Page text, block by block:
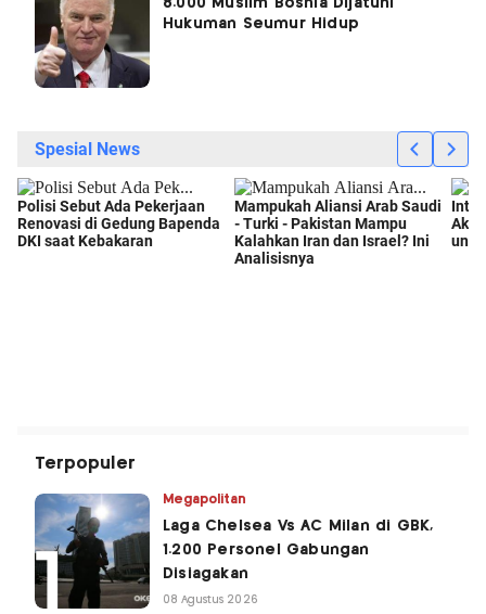
8.000 Muslim Bosnia Dijatuhi
Hukuman Seumur Hidup
Terpopuler
Megapolitan
Laga Chelsea Vs AC Milan di GBK,
1.200 Personel Gabungan
Disiagakan
08 Agustus 2026